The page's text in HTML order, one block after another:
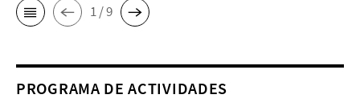
1 / 9
PROGRAMA DE ACTIVIDADES